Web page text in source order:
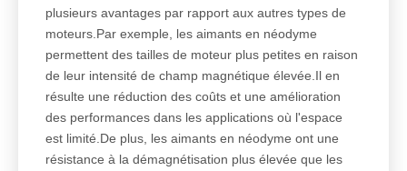
plusieurs avantages par rapport aux autres types de
moteurs.Par exemple, les aimants en néodyme
permettent des tailles de moteur plus petites en raison
de leur intensité de champ magnétique élevée.Il en
résulte une réduction des coûts et une amélioration
des performances dans les applications où l'espace
est limité.De plus, les aimants en néodyme ont une
résistance à la démagnétisation plus élevée que les